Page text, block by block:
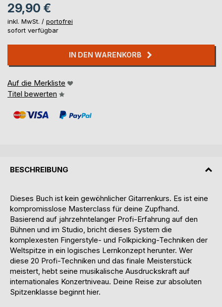
29,90 €
inkl. MwSt. / portofrei
sofort verfügbar
IN DEN WARENKORB
Auf die Merkliste
Titel bewerten
BESCHREIBUNG
Dieses Buch ist kein gewöhnlicher Gitarrenkurs. Es ist eine
kompromisslose Masterclass für deine Zupfhand.
Basierend auf jahrzehntelanger Profi-Erfahrung auf den
Bühnen und im Studio, bricht dieses System die
komplexesten Fingerstyle- und Folkpicking-Techniken der
Weltspitze in ein logisches Lernkonzept herunter. Wer
diese 20 Profi-Techniken und das finale Meisterstück
meistert, hebt seine musikalische Ausdruckskraft auf
internationales Konzertniveau. Deine Reise zur absoluten
Spitzenklasse beginnt hier.